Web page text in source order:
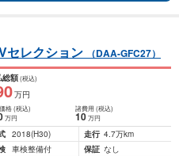
セレクション （DAA-GFC27）
総額(税込)
万円
格(税込)
万円
諸費用 (税込)
10 万円
2018(H30) 走行 4.7万km
車検整備付 保証 なし